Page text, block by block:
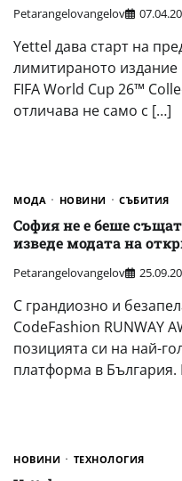
Petarangelovangelov
Yettel дава старт на
лимитираното
FIFA World Cup 26™
отличава не само с […]
МОДА НОВИНИ СЪБИТИЯ
София не е беше
изведе модата на
Petarangelovangelov
С грандиозно и
CodeFashion RUNWAY
позицията си на най-
платформа в
НОВИНИ ТЕХНОЛОГИЯ